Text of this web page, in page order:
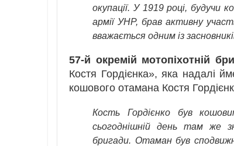
окупації. У 1919 році, будучи
армії УНР, брав активну
вважається одним із
57-й окремій мотопіхотній
Костя Гордієнка», яка надалі
кошового отамана Костя
Кость Гордієнко був
сьогоднішній день там же
бригади. Отаман був